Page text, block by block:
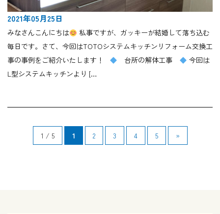
2021年05月25日
みなさんこんにちは
私事ですが、ガッキーが結婚して落ち込む
毎日です。さて、今回はTOTOシステムキッチンリフォーム交換工
事の事例をご紹介いたします！
台所の解体工事
今回は
L型システムキッチンより […
1 / 5 1 2 3 4 5 »